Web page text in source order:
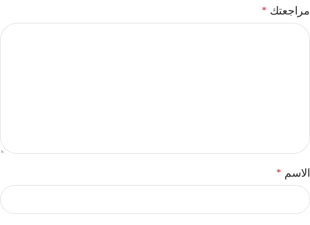
مراجعتك *
الاسم *